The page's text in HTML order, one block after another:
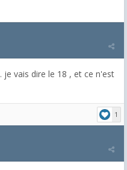
vais dire le 18 , et ce n'est
1